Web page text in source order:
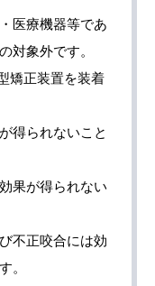
医療機器等であ
対象外です。
矯正装置を装着
得られないこと
果が得られない
不正咬合には効
。